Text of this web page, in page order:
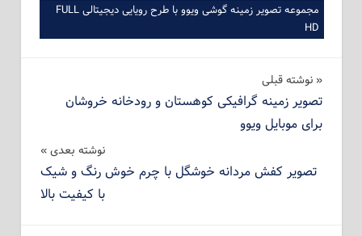
مجموعه تصویر زمینه گوشی ویوو با طرح رویایی دیجیتالی FULL
HD
راهبری
نوشته
نوشته‌ قبلی
تصویر زمینه گرافیکی کوهستان و رودخانه خروشان
برای موبایل ویوو
نوشته بعدی
تصویر کفش مردانه خوشگل با چرم خوش رنگ و شیک
با کیفیت بالا